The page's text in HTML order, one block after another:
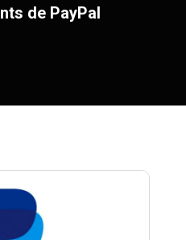
de PayPal